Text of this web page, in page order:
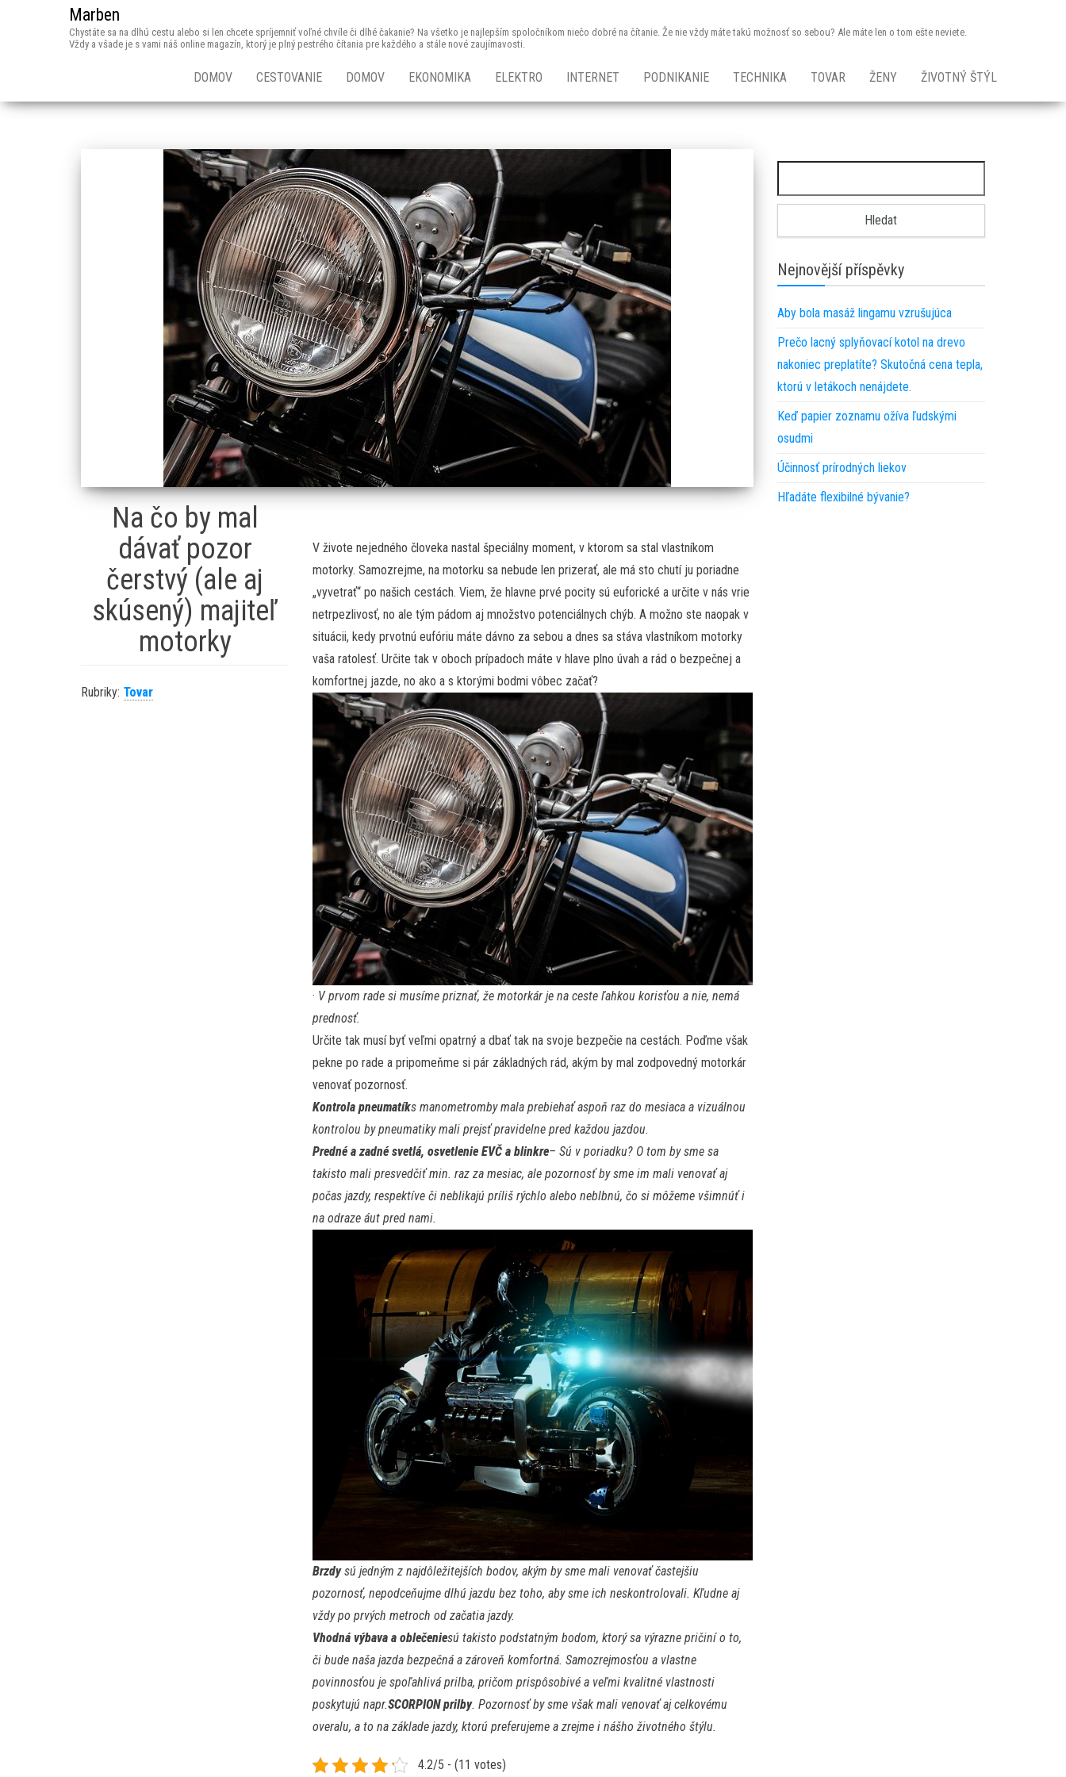
Marben
Chystáte sa na dlhú cestu alebo si len chcete spríjemniť voľné chvíle či dlhé čakanie? Na všetko je najlepším spoločníkom niečo dobré na čítanie. Že nie vždy máte takú možnosť so sebou? Ale máte len o tom ešte neviete.
Vždy a všade je s vami náš online magazín, ktorý je plný pestrého čítania pre každého a stále nové zaujímavosti.
DOMOV CESTOVANIE DOMOV EKONOMIKA ELEKTRO INTERNET PODNIKANIE TECHNIKA TOVAR ŽENY ŽIVOTNÝ ŠTÝL
Na čo by mal
dávať pozor
čerstvý (ale aj
skúsený) majiteľ
motorky
Rubriky: Tovar
V živote nejedného človeka nastal špeciálny moment, v ktorom sa stal vlastníkom
motorky. Samozrejme, na motorku sa nebude len prizerať, ale má sto chutí ju poriadne
„vyvetrať“ po našich cestách. Viem, že hlavne prvé pocity sú euforické a určite v nás vrie
netrpezlivosť, no ale tým pádom aj množstvo potenciálnych chýb. A možno ste naopak v
situácii, kedy prvotnú eufóriu máte dávno za sebou a dnes sa stáva vlastníkom motorky
vaša ratolesť. Určite tak v oboch prípadoch máte v hlave plno úvah a rád o bezpečnej a
komfortnej jazde, no ako a s ktorými bodmi vôbec začať?
· V prvom rade si musíme priznať, že motorkár je na ceste ľahkou korisťou a nie, nemá
prednosť.
Určite tak musí byť veľmi opatrný a dbať tak na svoje bezpečie na cestách. Poďme však
pekne po rade a pripomeňme si pár základných rád, akým by mal zodpovedný motorkár
venovať pozornosť.
Kontrola pneumatíks manometromby mala prebiehať aspoň raz do mesiaca a vizuálnou
kontrolou by pneumatiky mali prejsť pravidelne pred každou jazdou.
Predné a zadné svetlá, osvetlenie EVČ a blinkre– Sú v poriadku? O tom by sme sa
takisto mali presvedčiť min. raz za mesiac, ale pozornosť by sme im mali venovať aj
počas jazdy, respektíve či neblikajú príliš rýchlo alebo neblbnú, čo si môžeme všimnúť i
na odraze áut pred nami.
Brzdysú jedným z najdôležitejších bodov, akým by sme mali venovať častejšiu
pozornosť, nepodceňujme dlhú jazdu bez toho, aby sme ich neskontrolovali. Kľudne aj
vždy po prvých metroch od začatia jazdy.
Vhodná výbava a oblečeniesú takisto podstatným bodom, ktorý sa výrazne pričiní o to,
či bude naša jazda bezpečná a zároveň komfortná. Samozrejmosťou a vlastne
povinnosťou je spoľahlivá prilba, pričom prispôsobivé a veľmi kvalitné vlastnosti
poskytujú napr.SCORPION prilby. Pozornosť by sme však mali venovať aj celkovému
overalu, a to na základe jazdy, ktorú preferujeme a zrejme i nášho životného štýlu.
4.2/5 - (11 votes)
Nejnovější příspěvky
Aby bola masáž lingamu vzrušujúca
Prečo lacný splyňovací kotol na drevo
nakoniec preplatíte? Skutočná cena tepla,
ktorú v letákoch nenájdete.
Keď papier zoznamu ožíva ľudskými
osudmi
Účinnosť prírodných liekov
Hľadáte flexibilné bývanie?